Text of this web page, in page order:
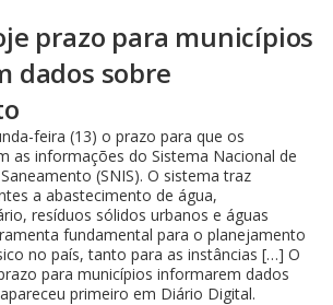
prazo para municípios
dados sobre
feira (13) o prazo para que os
as informações do Sistema Nacional de
(SNIS). O sistema traz
a abastecimento de água,
resíduos sólidos urbanos e águas
fundamental para o planejamento
no país, tanto para as instâncias […] O
para municípios informarem dados
primeiro em Diário Digital.